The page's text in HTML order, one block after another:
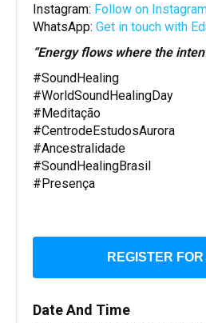
Instagram: Follow on
WhatsApp: Get in touch with
“Energy flows where the
#SoundHealing
#WorldSoundHealingDay
#Meditação
#CentrodeEstudosAurora
#Ancestralidade
#SoundHealingBrasil
#Presença
REGISTER
Date And Time